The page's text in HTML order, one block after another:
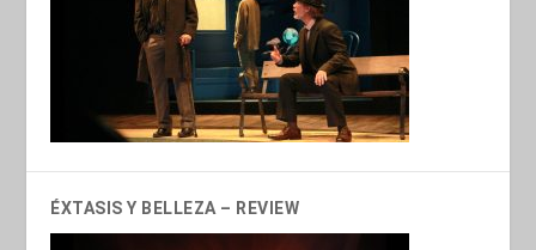
ÉXTASIS Y BELLEZA – REVIEW